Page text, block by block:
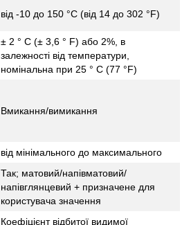
від -10 до 150 °C (від 14 до 302 °F)
± 2 ° C (± 3,6 ° F) або 2%, в
залежності від температури,
номінальна при 25 ° C (77 °F)
Вмикання/вимикання
від мінімального до максимального
Так; матовий/напівматовий/
напівглянцевий + призначене для
користувача значення
Коефіцієнт відбитої видимої